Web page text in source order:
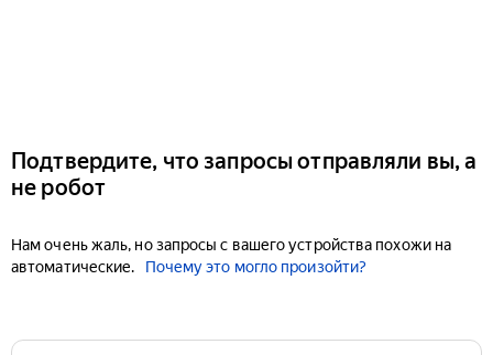
Подтвердите, что запросы отправляли вы, а
не робот
Нам очень жаль, но запросы с вашего устройства похожи на
автоматические.
Почему это могло произойти?